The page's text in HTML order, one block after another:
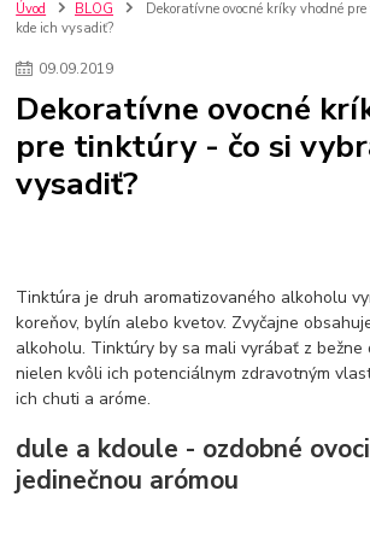
nakupovanie na firmu bez dph
szco nakup bez dph
doplnky do domácnosti
zlaté doplnky
Drez so zásuvko
Drezy Kuchynské drezy
Kúpeľnové koberce
Behúne pvc linoleu
koberce do izby
Jesenné trendy 2018
Úvod BLOG
Dekoratívne ovocné kríky vhodné
kde ich vysadiť?
09.09.2019
Dekoratívne ovocné
pre tinktúry - čo si
vysadiť?
Tinktúra je druh aromatizovaného alkoholu
koreňov, bylín alebo kvetov. Zvyčajne
alkoholu. Tinktúry by sa mali vyrábať z bežne
nielen kvôli ich potenciálnym zdravotným
ich chuti a aróme.
dule a kdoule - ozdobné
jedinečnou arómou